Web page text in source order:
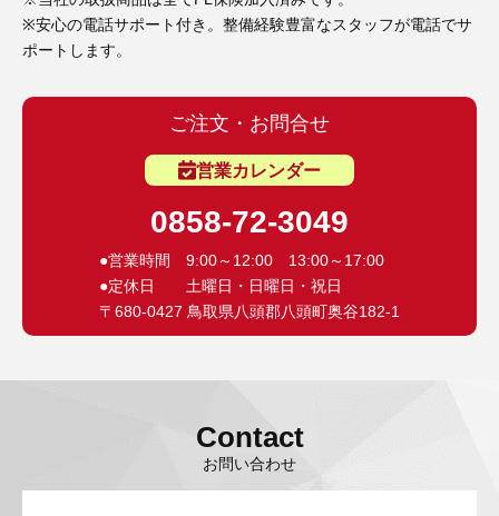
※安心の電話サポート付き。整備経験豊富なスタッフが電話でサ
ポートします。
ご注文・お問合せ
営業カレンダー
0858-72-3049
●営業時間 9:00～12:00 13:00～17:00
●定休日 土曜日・日曜日・祝日
〒680-0427 鳥取県八頭郡八頭町奥谷182-1
Contact
お問い合わせ